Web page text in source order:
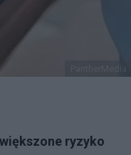
ryzyko